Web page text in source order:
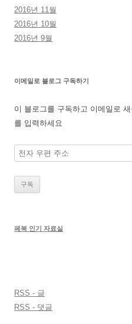
2016년 11월
2016년 10월
2016년 9월
이메일로 블로그 구독하기
이 블로그를 구독하고 이메일로
를 입력하세요
전
우
편
페북 인기 자료실
RSS - 글
RSS - 댓글